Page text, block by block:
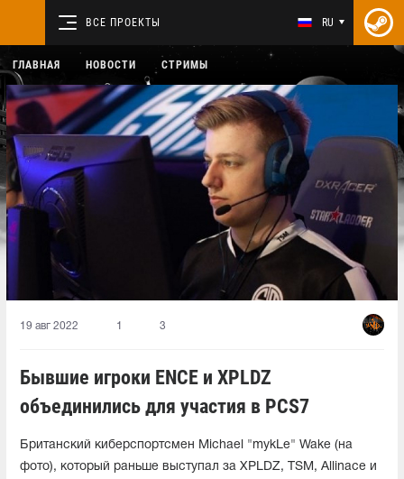
ВСЕ ПРОЕКТЫ RU
ГЛАВНАЯ НОВОСТИ СТРИМЫ
19 авг 2022 1 3
Бывшие игроки ENCE и XPLDZ
объединились для участия в PCS7
Британский киберспортсмен Michael "mykLe" Wake (на
фото), который раньше выступал за XPLDZ, TSM, Allinace и